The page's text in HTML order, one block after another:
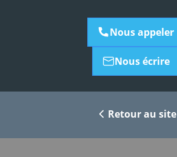
Nous appeler
Nous écrire
Retour au site